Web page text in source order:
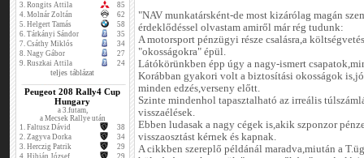
3. Rongits Attila
85
4. Molnár Zoltán
62
5. Helgert Tamás
58
6. Tárkányi Sándor
35
7. Csáthy Miklós
34
8. Nagy Gábor
27
9. Ruszkai Attila 24
teljes táblázat
Peugeot 208 Rally4 Cup
Hungary
a 3.futam,
a Mecsek Rallye után
1. Faltusz Dávid
38
2. Zagyva Dorka
34
3. Herczig Patrik
29
4. Hibján József
29
"NAV munkatársként-de most kizárólag magán
érdeklődéssel olvastam amiről már rég tudunk:
A motorsport pénzügyi része csalásra,a
"okosságokra" épül.
Látókörünkben épp úgy a nagy-ismert
Korábban gyakori volt a biztosítási okosságok
minden edzés,verseny előtt.
Szinte mindenhol tapasztalható az irreális
visszaélések.
Ebben ludasak a nagy cégek is,akik szponzor
visszaosztást kérnek és kapnak.
A cikkben szereplő példánál maradva,miután a